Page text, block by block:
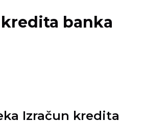
banka
Izračun kredita